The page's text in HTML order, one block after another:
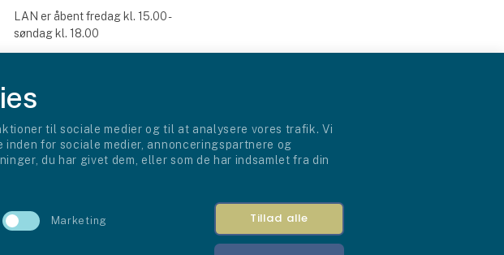
til sociale medier og til at analysere vores trafik. Vi
inden for sociale medier, annonceringspartnere og
du har givet dem, eller som de har indsamlet fra din
Marketing Tillad alle
LAN er åbent fredag kl. 15.00 -
søndag kl. 18.00